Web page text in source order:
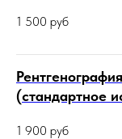
1 500 руб
(стандартное
1 900 руб